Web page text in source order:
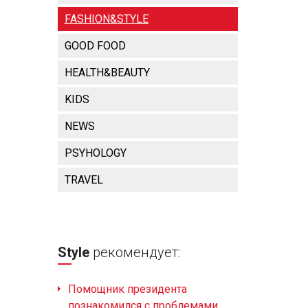
FASHION&STYLE
GOOD FOOD
HEALTH&BEAUTY
KIDS
NEWS
PSYHOLOGY
TRAVEL
Styleрекомендует:
Помощник президента